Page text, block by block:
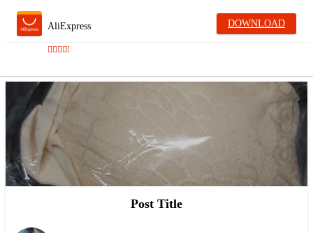
AliExpress DOWNLOAD
Post Title